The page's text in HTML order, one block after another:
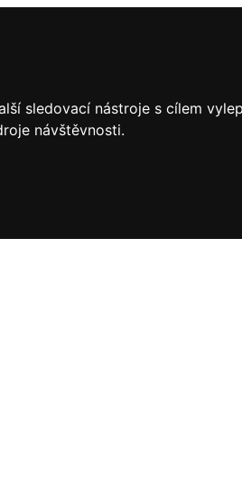
sledovací nástroje s cílem
návštěvnosti.